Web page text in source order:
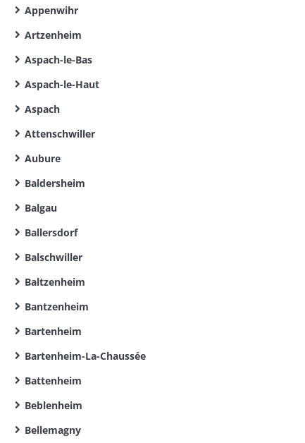
Appenwihr
Artzenheim
Aspach-le-Bas
Aspach-le-Haut
Aspach
Attenschwiller
Aubure
Baldersheim
Balgau
Ballersdorf
Balschwiller
Baltzenheim
Bantzenheim
Bartenheim
Bartenheim-La-Chaussée
Battenheim
Beblenheim
Bellemagny